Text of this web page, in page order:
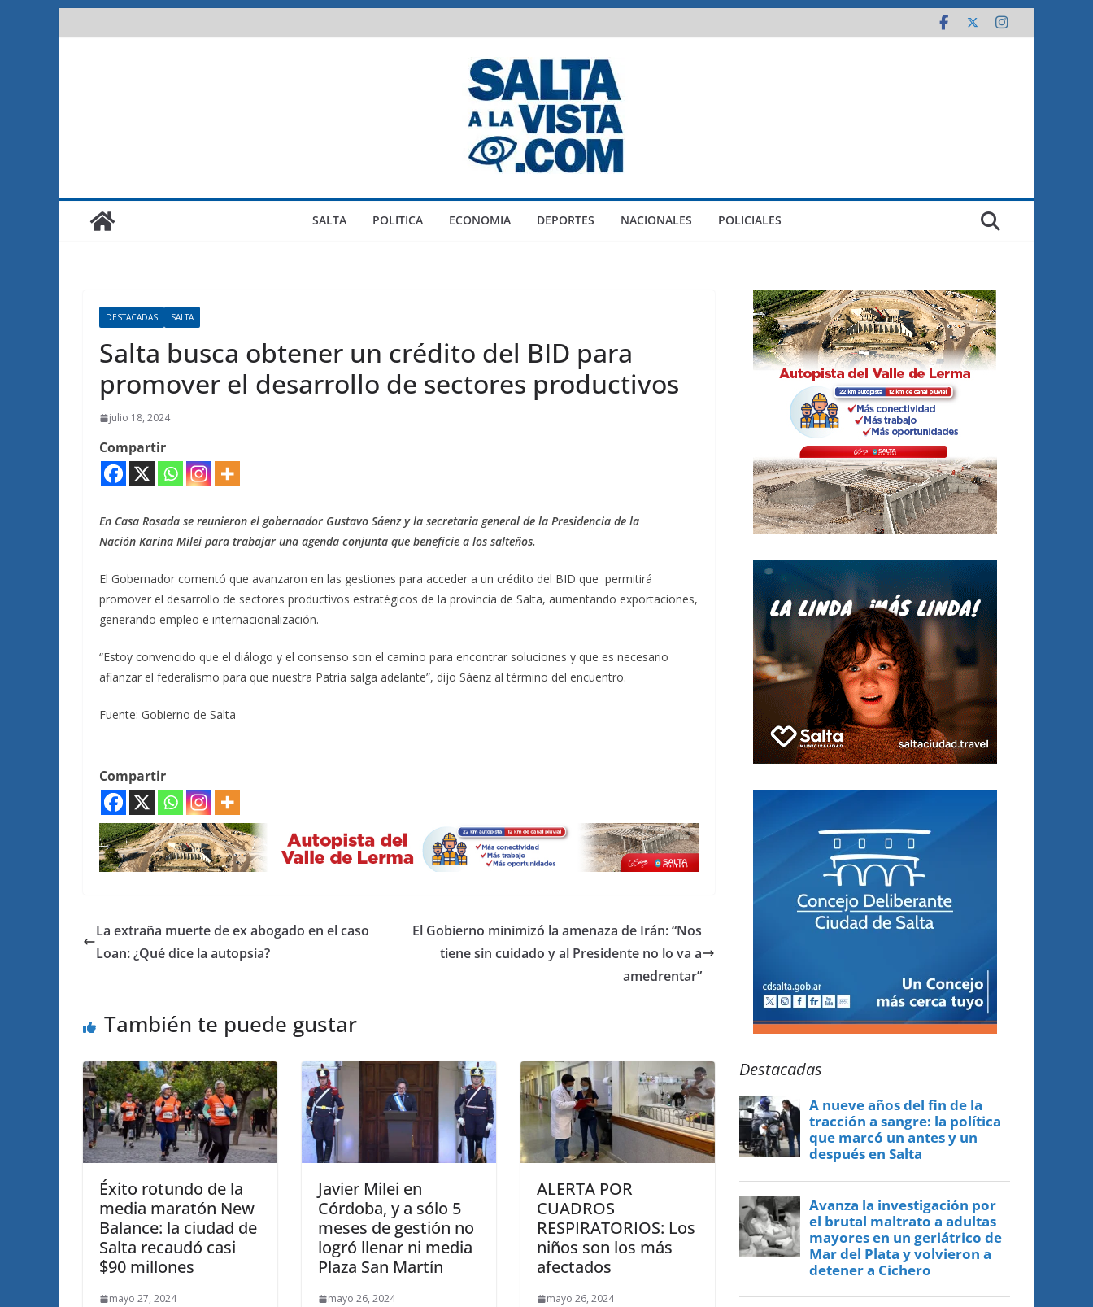
al
SALTA POLITICA ECONOMIA DEPORTES NACIONALES POLICIALES
DESTACADAS SALTA
Salta busca obtener un crédito del BID para
promover el desarrollo de sectores productivos
julio 18, 2024
Compartir
En Casa Rosada se reunieron el gobernador Gustavo Sáenz y la secretaria general de la Presidencia de la
Nación Karina Milei para trabajar una agenda conjunta que beneficie a los salteños.
El Gobernador comentó que avanzaron en las gestiones para acceder a un crédito del BID que permitirá
promover el desarrollo de sectores productivos estratégicos de la provincia de Salta, aumentando exportaciones,
generando empleo e internacionalización.
“Estoy convencido que el diálogo y el consenso son el camino para encontrar soluciones y que es necesario
afianzar el federalismo para que nuestra Patria salga adelante”, dijo Sáenz al término del encuentro.
Fuente: Gobierno de Salta
Compartir
La extraña muerte de ex abogado en el caso
Loan: ¿Qué dice la autopsia?
El Gobierno minimizó la amenaza de Irán: “Nos
tiene sin cuidado y al Presidente no lo va a
amedrentar”
También te puede gustar
Éxito rotundo de la
media maratón New
Balance: la ciudad de
Salta recaudó casi
$90 millones
mayo 27, 2024
Javier Milei en
Córdoba, y a sólo 5
meses de gestión no
logró llenar ni media
Plaza San Martín
mayo 26, 2024
ALERTA POR
CUADROS
RESPIRATORIOS: Los
niños son los más
afectados
mayo 26, 2024
Destacadas